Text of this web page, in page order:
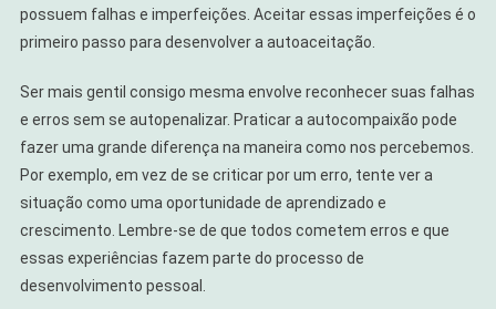
possuem falhas e imperfeições. Aceitar essas imperfeições é o
primeiro passo para desenvolver a autoaceitação.
Ser mais gentil consigo mesma envolve reconhecer suas falhas
e erros sem se autopenalizar. Praticar a autocompaixão pode
fazer uma grande diferença na maneira como nos percebemos.
Por exemplo, em vez de se criticar por um erro, tente ver a
situação como uma oportunidade de aprendizado e
crescimento. Lembre-se de que todos cometem erros e que
essas experiências fazem parte do processo de
desenvolvimento pessoal.